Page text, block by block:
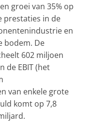
groei van 35% op
prestaties in de
en
bodem. De
602 miljoen
de EBIT (het
van enkele grote
komt op 7,8